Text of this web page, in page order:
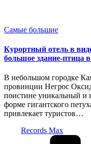
Опубликовано
Самые большие
Курортный отель в
большое здание-птица
В небольшом городке
провинции Негрос
поистине уникальный и
форме гигантского
привлекает туристов…
Records Max